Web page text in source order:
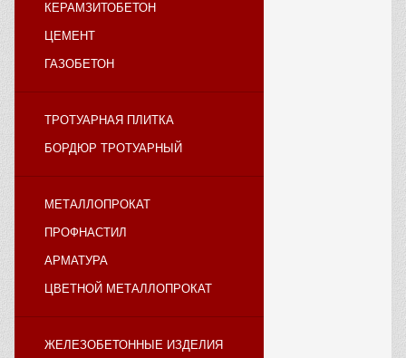
КЕРАМЗИТОБЕТОН
ЦЕМЕНТ
ГАЗОБЕТОН
ТРОТУАРНАЯ ПЛИТКА
БОРДЮР ТРОТУАРНЫЙ
МЕТАЛЛОПРОКАТ
ПРОФНАСТИЛ
АРМАТУРА
ЦВЕТНОЙ МЕТАЛЛОПРОКАТ
ЖЕЛЕЗОБЕТОННЫЕ ИЗДЕЛИЯ